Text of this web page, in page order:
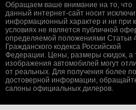
Обращаем ваше внимание на то, что
данный интернет-сайт носит
информационный характер и ни при
условиях не является публичной
определяемой положениями Статьи
Гражданского кодекса Российской
Федерации. Цены, размеры скидок, а
изображения автомобилей могут
от реальных. Для получения более
достоверной информации,
салоны официальных дилеров.